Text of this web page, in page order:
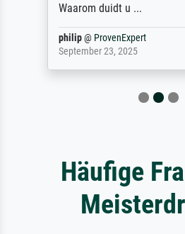
Waarom duidt u ...
philip@ ProvenExpert
September 23, 2025
Häufige